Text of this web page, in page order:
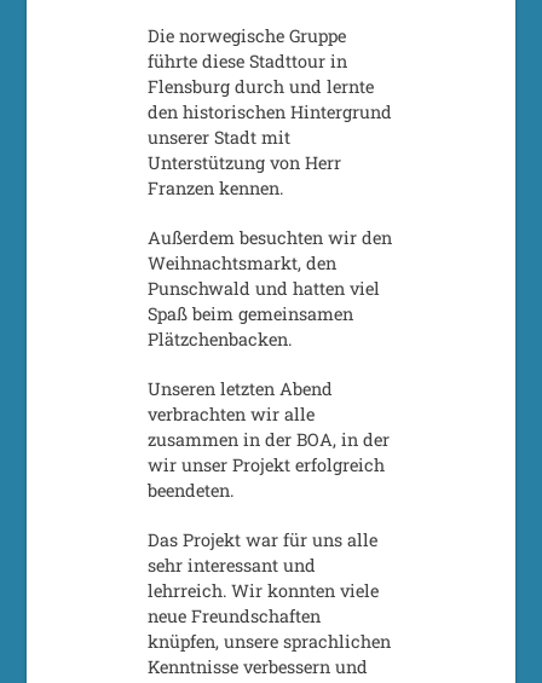
Die norwegische Gruppe
führte diese Stadttour in
Flensburg durch und lernte
den historischen Hintergrund
unserer Stadt mit
Unterstützung von Herr
Franzen kennen.
Außerdem besuchten wir den
Weihnachtsmarkt, den
Punschwald und hatten viel
Spaß beim gemeinsamen
Plätzchenbacken.
Unseren letzten Abend
verbrachten wir alle
zusammen in der BOA, in der
wir unser Projekt erfolgreich
beendeten.
Das Projekt war für uns alle
sehr interessant und
lehrreich. Wir konnten viele
neue Freundschaften
knüpfen, unsere sprachlichen
Kenntnisse verbessern und